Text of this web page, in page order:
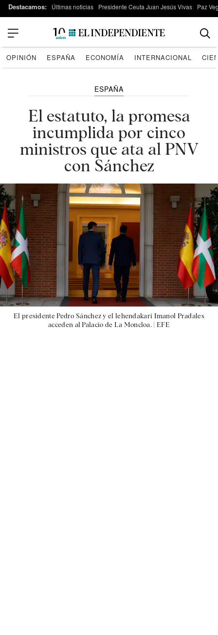
Destacamos: Últimas noticias Presidente Ceuta Juan Jesús Vivas Paz
OPINIÓN ESPAÑA ECONOMÍA INTERNACIONAL
ESPAÑA
El estatuto, la promesa
incumplida por cinco
ministros que ata al PNV
con Sánchez
El presidente Pedro Sánchez y el lehendakari Imanol Pradales
acceden al Palacio de La Moncloa. | EFE